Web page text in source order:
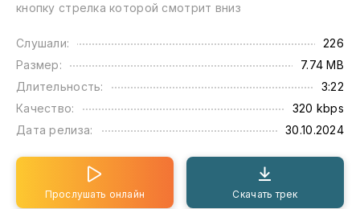
кнопку стрелка которой смотрит вниз
Слушали:
226
Размер:
7.74 MB
Длительность:
3:22
Качество:
320 kbps
Дата релиза:
30.10.2024
Прослушать онлайн Скачать трек